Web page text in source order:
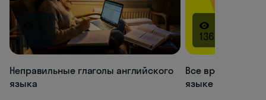
1437K
Неправильные глаголы английского
языка
1365.5K
Все времена
языке